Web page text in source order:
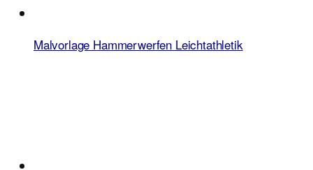
Malvorlage Hammerwerfen Leichtathletik